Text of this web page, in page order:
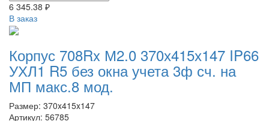
6 345.38 ₽
В заказ
Корпус 708Rx М2.0 370х415х147 IP66
УХЛ1 R5 без окна учета 3ф сч. на
МП макс.8 мод.
Размер: 370x415x147
Артикул: 56785